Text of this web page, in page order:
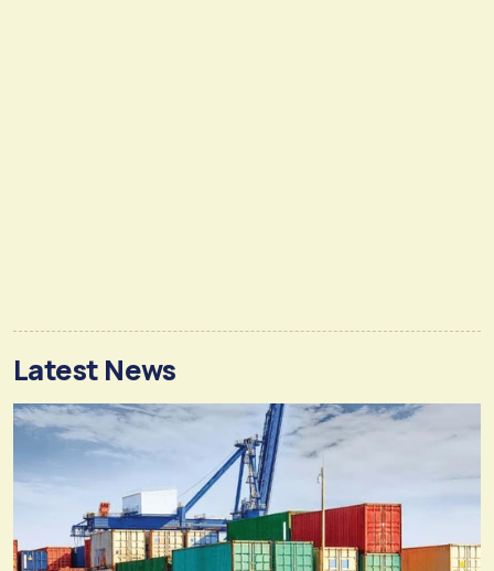
Latest News